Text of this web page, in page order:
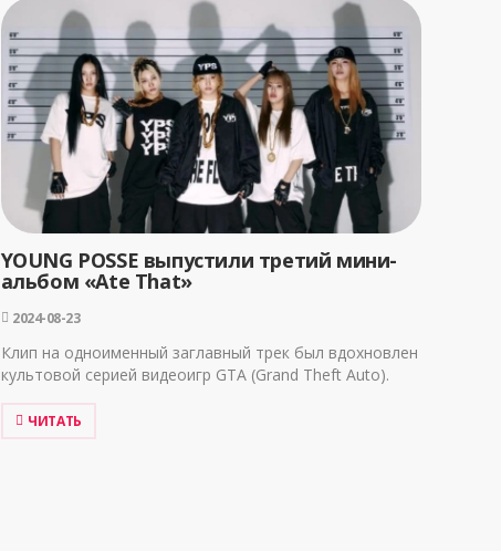
YOUNG POSSE выпустили третий мини-
альбом «Ate That»
2024-08-23
Клип на одноименный заглавный трек был вдохновлен
культовой серией видеоигр GTA (Grand Theft Auto).
ЧИТАТЬ